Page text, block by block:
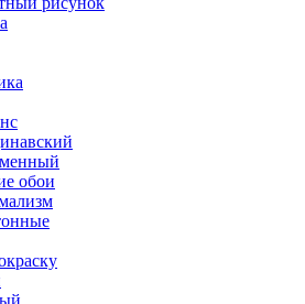
обои